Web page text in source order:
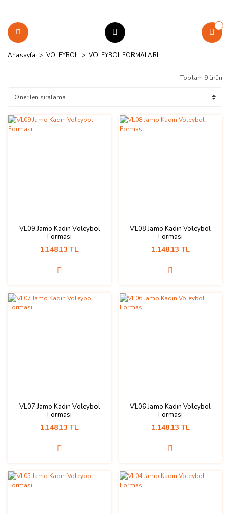
Anasayfa VOLEYBOL VOLEYBOL FORMALARI
Toplam 9 ürün
VL09 Jamo Kadın Voleybol
Forması
1.148,13 TL
VL08 Jamo Kadın Voleybol
Forması
1.148,13 TL
VL07 Jamo Kadın Voleybol
Forması
1.148,13 TL
VL06 Jamo Kadın Voleybol
Forması
1.148,13 TL